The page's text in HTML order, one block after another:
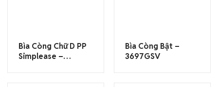
Bìa Còng Chữ D PP
Simplease –
Bìa Còng Bật –
3697GSV